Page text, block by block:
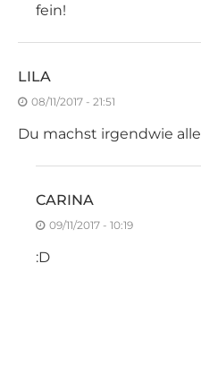
fein!
LILA
08/11/2017 - 21:51
Du machst irgendwie
CARINA
09/11/2017 - 10:19
:D